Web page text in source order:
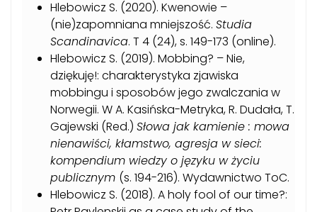
Hlebowicz S. (2020). Kwenowie –
(nie)zapomniana mniejszość. Studia
Scandinavica. T 4 (24), s. 149-173 (online).
Hlebowicz S. (2019). Mobbing? – Nie,
dziękuję!: charakterystyka zjawiska
mobbingu i sposobów jego zwalczania w
Norwegii. W A. Kasińska-Metryka, R. Dudała, T.
Gajewski (Red.) Słowa jak kamienie : mowa
nienawiści, kłamstwo, agresja w sieci:
kompendium wiedzy o języku w życiu
publicznym (s. 194-216). Wydawnictwo ToC.
Hlebowicz S. (2018). A holy fool of our time?: